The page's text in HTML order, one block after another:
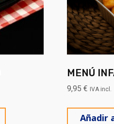
MENÚ
9,95 € IVA incl.
Añadir